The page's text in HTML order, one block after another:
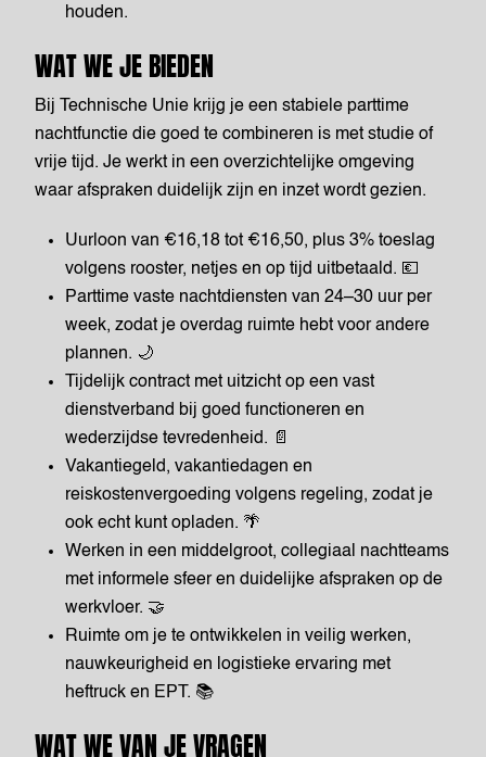
houden.
WAT WE JE BIEDEN
Bij Technische Unie krijg je een stabiele parttime
nachtfunctie die goed te combineren is met studie of
vrije tijd. Je werkt in een overzichtelijke omgeving
waar afspraken duidelijk zijn en inzet wordt gezien.
Uurloon van €16,18 tot €16,50, plus 3% toeslag
volgens rooster, netjes en op tijd uitbetaald. 💶
Parttime vaste nachtdiensten van 24–30 uur per
week, zodat je overdag ruimte hebt voor andere
plannen. 🌙
Tijdelijk contract met uitzicht op een vast
dienstverband bij goed functioneren en
wederzijdse tevredenheid. 📄
Vakantiegeld, vakantiedagen en
reiskostenvergoeding volgens regeling, zodat je
ook echt kunt opladen. 🌴
Werken in een middelgroot, collegiaal nachtteams
met informele sfeer en duidelijke afspraken op de
werkvloer. 🤝
Ruimte om je te ontwikkelen in veilig werken,
nauwkeurigheid en logistieke ervaring met
heftruck en EPT. 📚
WAT WE VAN JE VRAGEN